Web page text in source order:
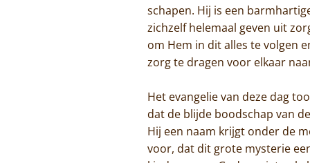
schapen. Hij is een
zichzelf helemaal geven uit
om Hem in dit alles te volgen
zorg te dragen voor elkaar
Het evangelie van deze dag
dat de blijde boodschap van
Hij een naam krijgt onder de
voor, dat dit grote mysterie